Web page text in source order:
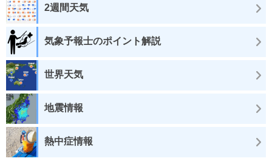
2週間天気
気象予報士のポイント解説
世界天気
地震情報
熱中症情報